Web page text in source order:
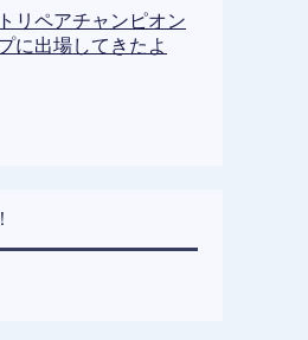
リペアチャンピオン
に出場してきたよ